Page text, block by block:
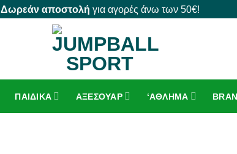
Δωρεάν αποστολή για αγορές άνω των 50€!
ΠΑΙΔΙΚΆ ΑΞΕΣΟΥΆΡ ‘ΑΘΛΗΜΑ